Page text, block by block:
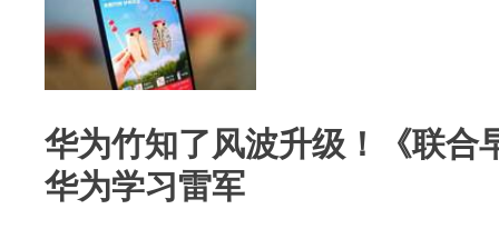
华为竹知了风波升级！《联合
华为学习雷军